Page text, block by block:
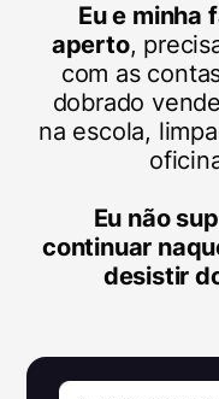
Eu e minha
aperto,
com as
dobrado
na escola,
Eu não
continuar
desistir